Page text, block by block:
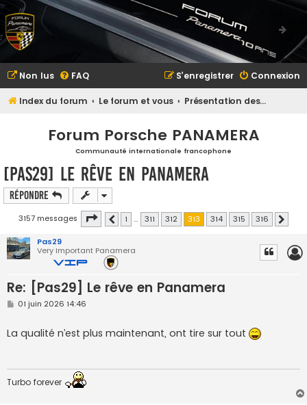
Non lus FAQ Connexion
S’enregistrer
Index du forum Le forum et vous Présentation des membres
Forum Porsche PANAMERA
Communauté internationale francophone
[Pas29] Le rêve en Panamera
Répondre
3157 messages Page 313 sur316
Précédente
1 … 311 312 313 314 315 316
Pas29
Very Important Panamera
Re: [Pas29] Le rêve en Panamera
M
s
a
01 juin 2026 14:46
La qualité n’est plus maintenant, ont tire sur tout
Turbo forever